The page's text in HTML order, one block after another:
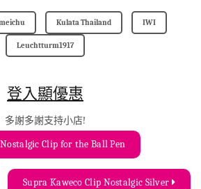
Kulata Thailand IWI
Leuchtturm1917
登入顯優惠
多謝多謝支持小店!
Clip for the Ball Pen
Supra Kaweco Clip Nostalgic Silver